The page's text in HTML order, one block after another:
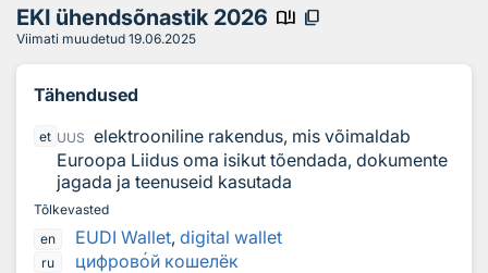
EKI ühendsõnastik 2026 book_ribbon content_copy
Viimati muudetud 19.06.2025
Tähendused
et UUS
elektrooniline rakendus, mis võimaldab
Euroopa Liidus oma isikut tõendada, dokumente
jagada ja teenuseid kasutada
Tõlkevasted
en
EUDI Wallet, digital wallet
ru цифровой кошелёк